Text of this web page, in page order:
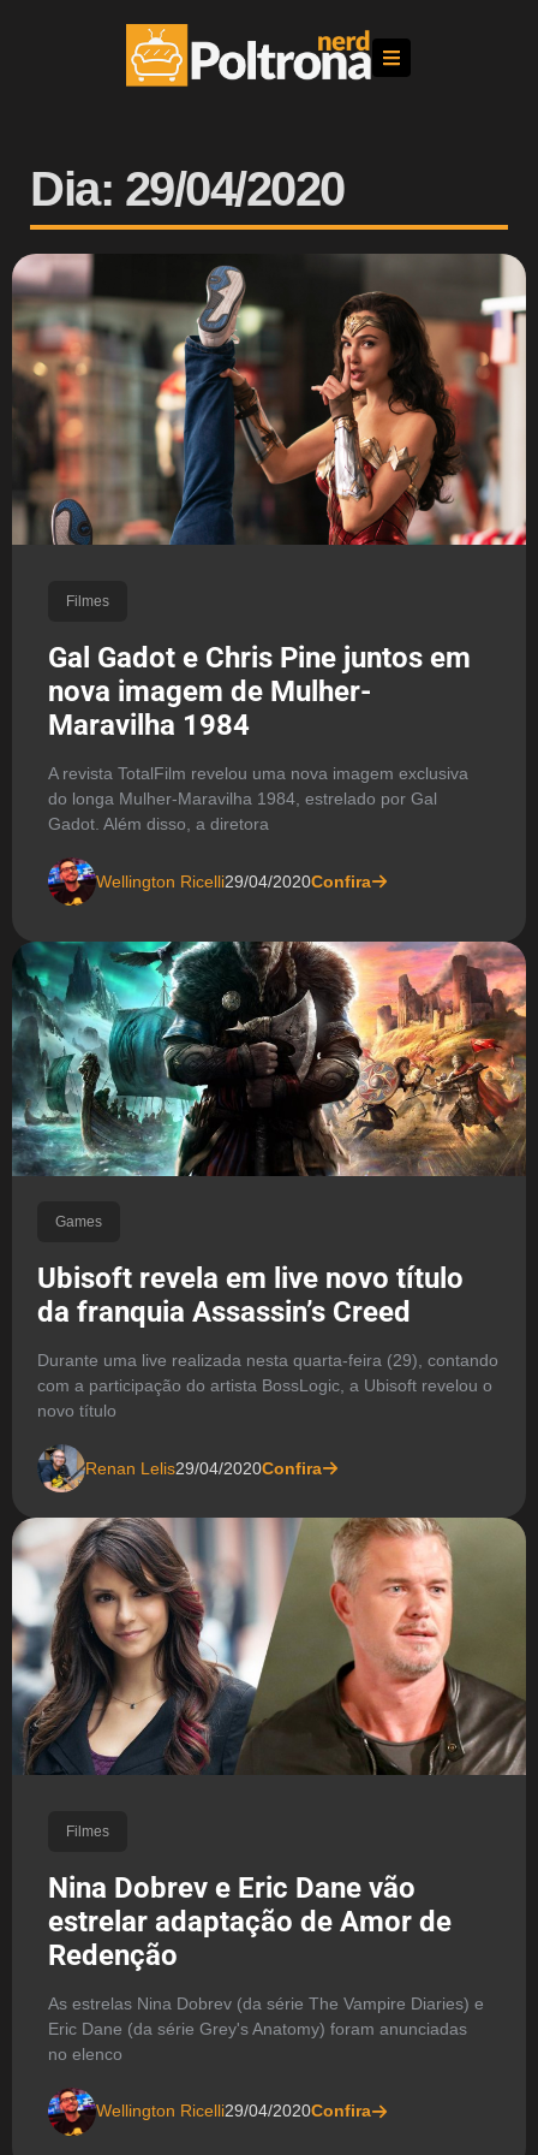
Dia: 29/04/2020
Filmes
Gal Gadot e Chris Pine juntos em
nova imagem de Mulher-
Maravilha 1984
A revista TotalFilm revelou uma nova imagem exclusiva
do longa Mulher-Maravilha 1984, estrelado por Gal
Gadot. Além disso, a diretora
Wellington Ricelli29/04/2020Confira
Games
Ubisoft revela em live novo título
da franquia Assassin’s Creed
Durante uma live realizada nesta quarta-feira (29), contando
com a participação do artista BossLogic, a Ubisoft revelou o
novo título
Renan Lelis29/04/2020Confira
Filmes
Nina Dobrev e Eric Dane vão
estrelar adaptação de Amor de
Redenção
As estrelas Nina Dobrev (da série The Vampire Diaries) e
Eric Dane (da série Grey's Anatomy) foram anunciadas
no elenco
Wellington Ricelli29/04/2020Confira